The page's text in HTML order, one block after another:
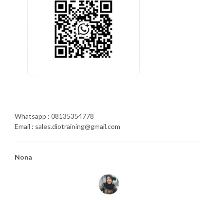
Whatsapp : 08135354778
Email : sales.diotraining@gmail.com
Nona